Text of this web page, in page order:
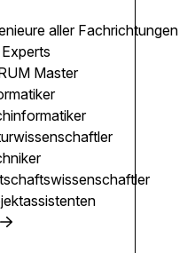
aller Fachrichtungen
Master